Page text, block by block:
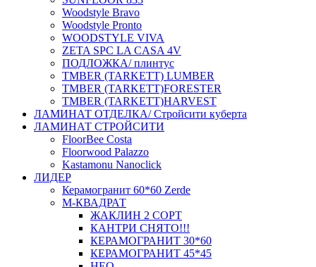
Woodstyle Bravo
Woodstyle Pronto
WOODSTYLE VIVA
ZETA SPC LA CASA 4V
ПОДЛОЖКА/ плинтус
ТMBER (TARKETT) LUMBER
ТMBER (TARKETT)FORESTER
ТMBER (TARKETT)HARVEST
ЛАМИНАТ ОТДЕЛКА/ Стройсити куберта
ЛАМИНАТ СТРОЙСИТИ
FloorBee Costa
Floorwood Palazzo
Kastamonu Nanoclick
ЛИДЕР
Керамогранит 60*60 Zerde
М-КВАДРАТ
ЖАКЛИН 2 СОРТ
КАНТРИ СНЯТО!!!
КЕРАМОГРАНИТ 30*60
КЕРАМОГРАНИТ 45*45